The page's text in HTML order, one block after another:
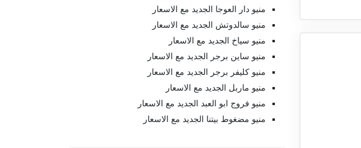
منيو دار العوجا الجديد مع الاسعار
منيو سالدوتش الجديد مع الاسعار
منيو سياخ الجديد مع الاسعار
منيو ساين برجر الجديد مع الاسعار
منيو كليفر برجر الجديد مع الاسعار
منيو ماربل الجديد مع الاسعار
منيو فروج ابو العبد الجديد مع الاسعار
منيو مضغوط بيتنا الجديد مع الاسعار